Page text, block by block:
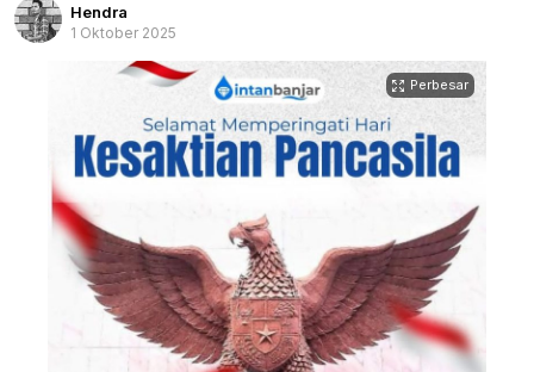
Hendra
1 Oktober 2025
Perbesar